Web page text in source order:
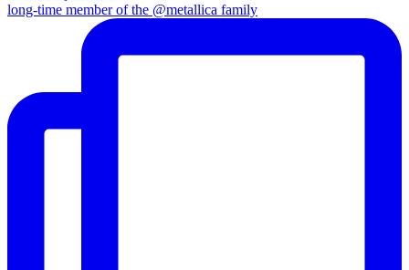
long-time member of the @metallica family